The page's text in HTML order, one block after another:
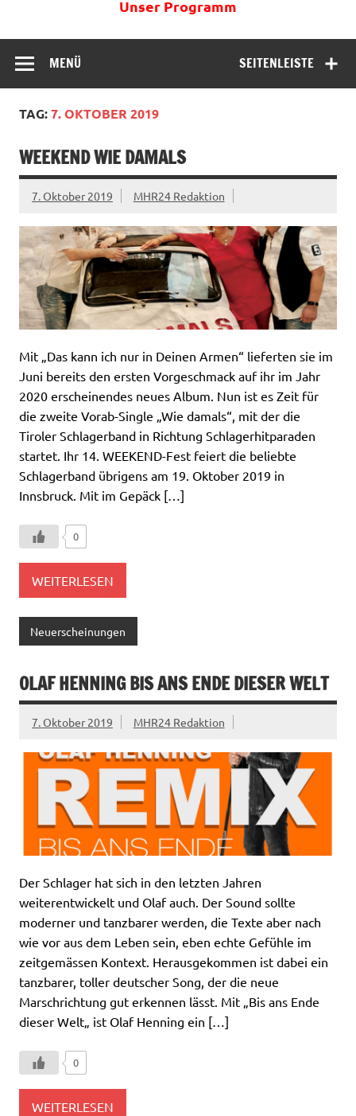
Unser Programm
SEITENLEISTE
MENÜ
TAG:7. OKTOBER 2019
WEEKEND WIE DAMALS
7. Oktober 2019 MHR24 Redaktion
Mit „Das kann ich nur in Deinen Armen“ lieferten sie im
Juni bereits den ersten Vorgeschmack auf ihr im Jahr
2020 erscheinendes neues Album. Nun ist es Zeit für
die zweite Vorab-Single „Wie damals“, mit der die
Tiroler Schlagerband in Richtung Schlagerhitparaden
startet. Ihr 14. WEEKEND-Fest feiert die beliebte
Schlagerband übrigens am 19. Oktober 2019 in
Innsbruck. Mit im Gepäck […]
0
WEITERLESEN
Neuerscheinungen
OLAF HENNING BIS ANS ENDE DIESER WELT
7. Oktober 2019 MHR24 Redaktion
Der Schlager hat sich in den letzten Jahren
weiterentwickelt und Olaf auch. Der Sound sollte
moderner und tanzbarer werden, die Texte aber nach
wie vor aus dem Leben sein, eben echte Gefühle im
zeitgemässen Kontext. Herausgekommen ist dabei ein
tanzbarer, toller deutscher Song, der die neue
Marschrichtung gut erkennen lässt. Mit „Bis ans Ende
dieser Welt„ ist Olaf Henning ein […]
0
WEITERLESEN